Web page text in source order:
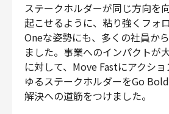
ステークホルダーが同じ方向を
起こせるように、粘り強くフォ
Oneな姿勢にも、多くの社員か
ました。事業へのインパクトが
に対して、Move Fastにアクシ
ゆるステークホルダーをGo
解決への道筋をつけました。